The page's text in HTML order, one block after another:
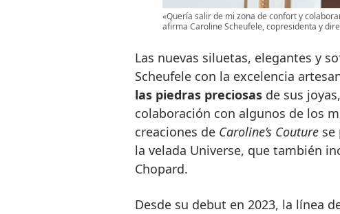
«Quería salir de mi zona de confort y
afirma Caroline Scheufele, copresidenta y
Las nuevas siluetas, elegantes y
Scheufele con la excelencia
las piedras preciosas de sus
colaboración con algunos de los
creaciones de Caroline’s Couturese
la velada Universe, que también
Chopard.
Desde su debut en 2023, la línea